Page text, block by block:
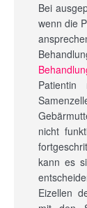
Bei
wenn die
nicht
kann es
Eizellen